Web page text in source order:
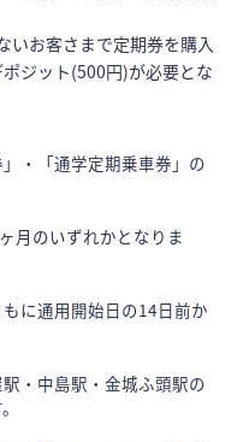
いお客さまで定期券を購入
ジット(500円)が必要とな
」・「通学定期乗車券」の
月のいずれかとなりま
に通用開始日の14日前か
・中島駅・金城ふ頭駅の